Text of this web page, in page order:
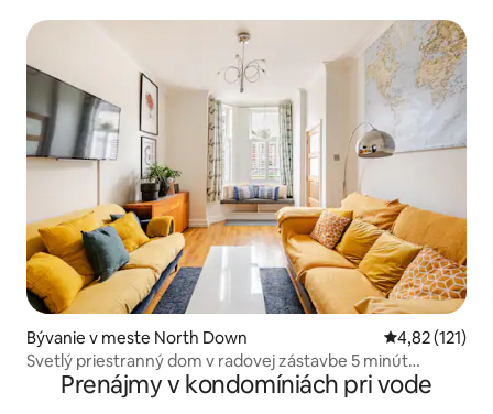
Bývanie v meste North Down Priemerné
4,82 (121)
Svetlý priestranný dom v radovej zástavbe 5 minút
chôdze od Holywoodu
Prenájmy v kondomíniách pri vode